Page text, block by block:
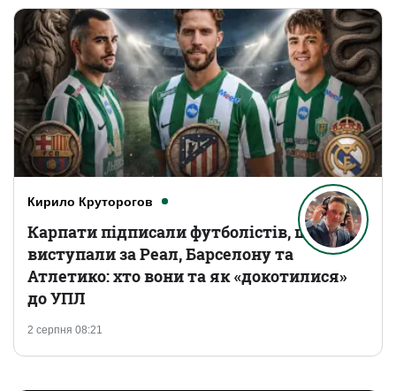
Кирило Круторогов
2 серпня 08:21
Карпати підписали футболістів, що
виступали за Реал, Барселону та
Атлетико: хто вони та як «докотилися»
до УПЛ